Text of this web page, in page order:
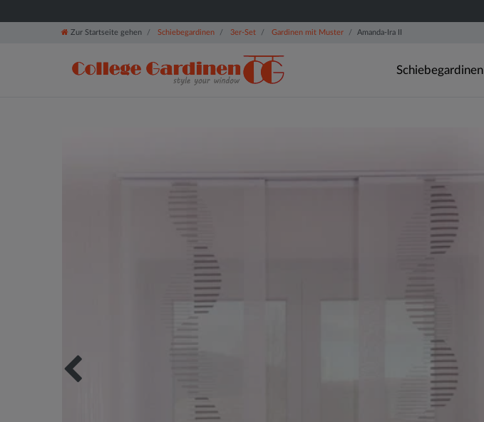
Zur Startseite gehen Schiebegardinen 3er-Set Gardinen mit Muster Amanda-Ira II
Schiebegardinen